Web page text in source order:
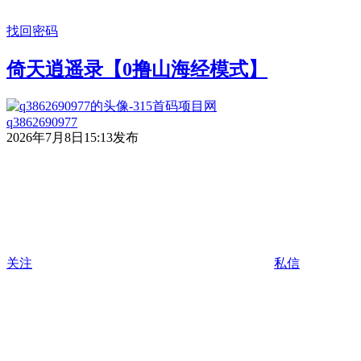
找回密码
倚天逍遥录【0撸山海经模式】
q3862690977
2026年7月8日15:13发布
关注 私信